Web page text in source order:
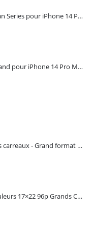
Coque antichoc Guardian Series pour iPhone 14 Pro Max - TORRAS
Coque Magnétique Ostand pour iPhone 14 Pro Max - Violet Foncé - TORRAS
CFA.
Cahier 192 pages grands carreaux - Grand format - Brochure dos toilé - 24x32 cm - Papier blanc 90 g - Couverture carte pelliculée couleur aléatoire - Clairefontaine
Cahier Polypro multicouleurs 17×22 96p Grands Carreaux Séyès 90g - CALLIGRAPHE